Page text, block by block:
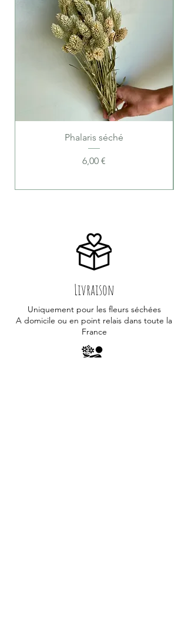
Phalaris séché
Prix
6,00 €
Livraison
Uniquement pour les fleurs séchées
A domicile ou en point relais dans toute la
France